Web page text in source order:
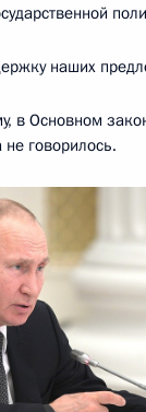
наших
в Основном
говорилось.